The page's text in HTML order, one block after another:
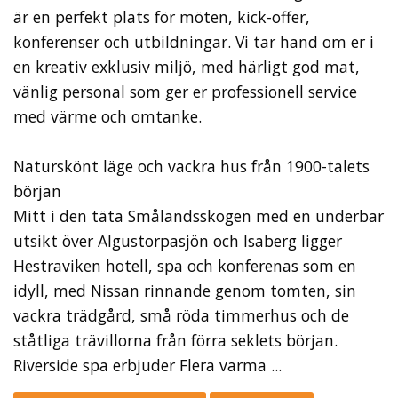
är en perfekt plats för möten, kick-offer,
konferenser och utbildningar. Vi tar hand om er i
en kreativ exklusiv miljö, med härligt god mat,
vänlig personal som ger er professionell service
med värme och omtanke.
Naturskönt läge och vackra hus från 1900-talets
början
Mitt i den täta Smålandsskogen med en underbar
utsikt över Algustorpasjön och Isaberg ligger
Hestraviken hotell, spa och konferenas som en
idyll, med Nissan rinnande genom tomten, sin
vackra trädgård, små röda timmerhus och de
ståtliga trävillorna från förra seklets början.
Riverside spa erbjuder Flera varma ...